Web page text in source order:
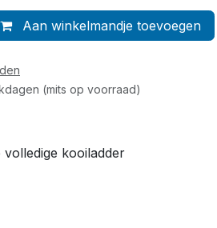
Aan winkelmandje toevoegen
(mits op voorraad)
volledige kooiladder